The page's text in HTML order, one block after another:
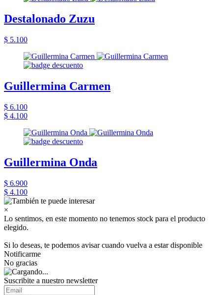
Destalonado Zuzu
$ 5.100
Guillermina Carmen
$ 6.100
$ 4.100
Guillermina Onda
$ 6.900
$ 4.100
×
Lo sentimos, en este momento no tenemos stock para el producto
elegido.
Si lo deseas, te podemos avisar cuando vuelva a estar disponible
Notificarme
No gracias
Suscribite a nuestro newsletter